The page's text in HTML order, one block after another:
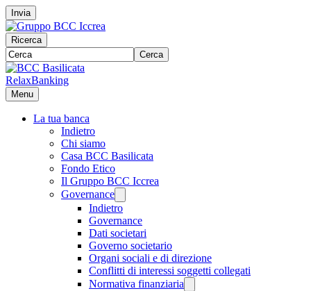
Invia
Ricerca
Cerca
RelaxBanking
Menu
La tua banca
Indietro
Chi siamo
Casa BCC Basilicata
Fondo Etico
Il Gruppo BCC Iccrea
Governance
Indietro
Governance
Dati societari
Governo societario
Organi sociali e di direzione
Conflitti di interessi soggetti collegati
Normativa finanziaria